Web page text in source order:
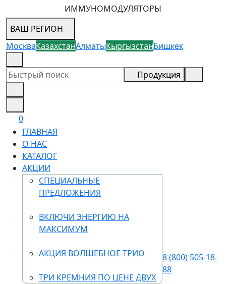
ИММУНОМОДУЛЯТОРЫ
ВАШ РЕГИОН
МоскваКазахстанАлматыКыргызстанБишкек
Продукция
0
ГЛАВНАЯ
О НАС
КАТАЛОГ
АКЦИИ
СПЕЦИАЛЬНЫЕ
ПРЕДЛОЖЕНИЯ
ВКЛЮЧИ ЭНЕРГИЮ НА
МАКСИМУМ
АКЦИЯ ВОЛШЕБНОЕ ТРИО
ТРИ КРЕМНИЯ ПО ЦЕНЕ ДВУХ
8 (800) 505-18-
88